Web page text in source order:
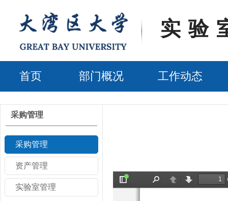
实验
首页 部门概况 工作动态
采购管理
采购管理
资产管理
实验室管理